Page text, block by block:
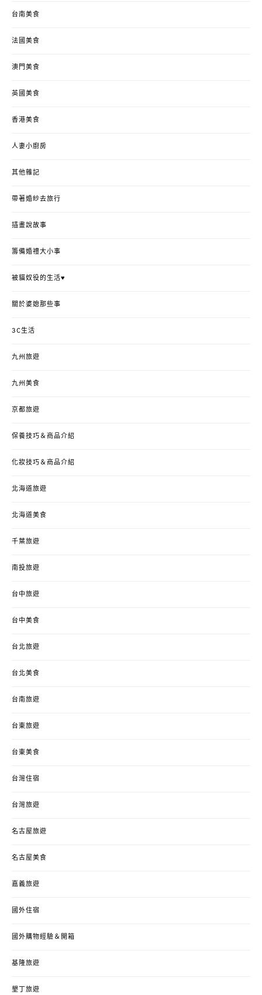
台南美食
法國美食
澳門美食
英國美食
香港美食
人妻小廚房
其他雜記
帶著婚紗去旅行
插畫說故事
籌備婚禮大小事
被貓奴役的生活♥
關於婆媳那些事
3C生活
九州旅遊
九州美食
京都旅遊
保養技巧＆商品介紹
化妝技巧＆商品介紹
北海道旅遊
北海道美食
千葉旅遊
南投旅遊
台中旅遊
台中美食
台北旅遊
台北美食
台南旅遊
台東旅遊
台東美食
台灣住宿
台灣旅遊
名古屋旅遊
名古屋美食
嘉義旅遊
國外住宿
國外購物經驗＆開箱
基隆旅遊
墾丁旅遊